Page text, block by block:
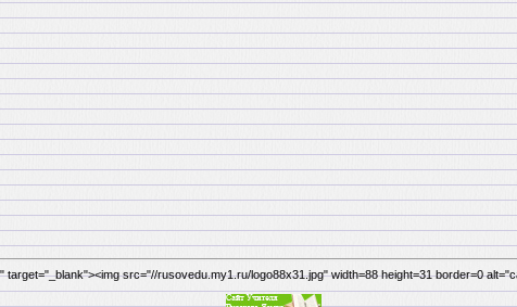
src="//rusovedu.my1.ru/logo88x31.jpg" width=88 height=31 border=0